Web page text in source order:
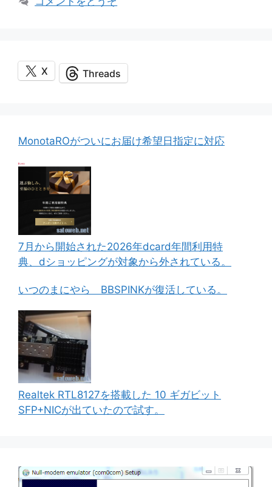
リ
X Threads
MonotaROがついにお届け希望日指定に対応
7月から開始された2026年dcard年間利用特
典、dショッピングが対象から外されている。
いつのまにやら BBSPINKが復活している。
Realtek RTL8127を搭載した 10 ギガビット
SFP+NICが出ていたので試す。